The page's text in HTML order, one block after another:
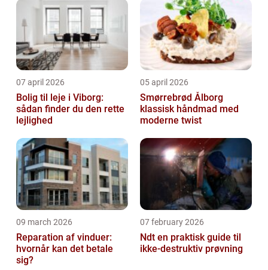
07 april 2026
Bolig til leje i Viborg:
sådan finder du den rette
lejlighed
05 april 2026
Smørrebrød Ålborg
klassisk håndmad med
moderne twist
09 march 2026
Reparation af vinduer:
hvornår kan det betale
sig?
07 february 2026
Ndt en praktisk guide til
ikke-destruktiv prøvning